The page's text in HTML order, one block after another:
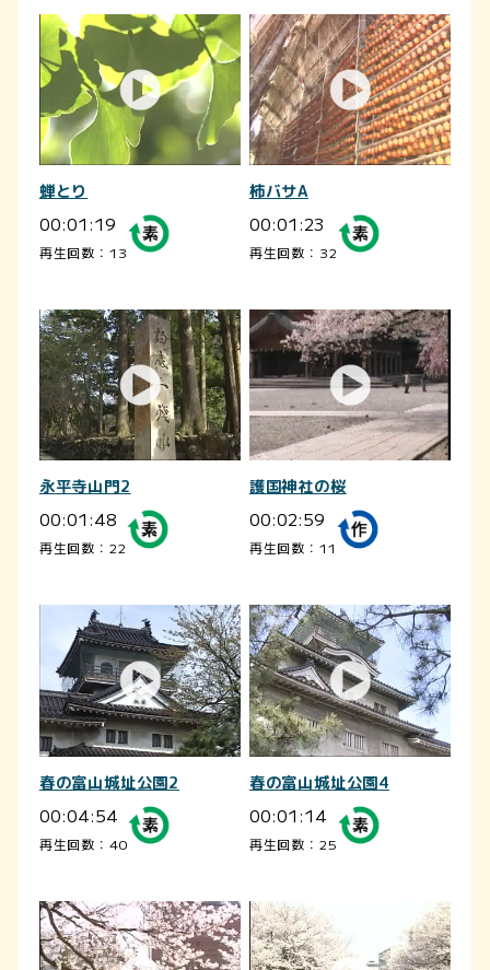
蝉とり
00:01:19
再生回数：13
柿バサA
00:01:23
再生回数：32
永平寺山門2
00:01:48
再生回数：22
護国神社の桜
00:02:59
再生回数：11
春の富山城址公園2
00:04:54
再生回数：40
春の富山城址公園4
00:01:14
再生回数：25